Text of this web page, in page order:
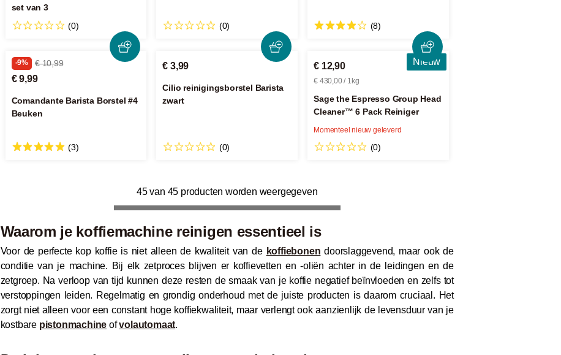
set van 3
(0)
(0) (8)
-9% € 10,99
€ 9,99
Comandante Barista Borstel #4
Beuken
(3)
€ 3,99
Cilio reinigingsborstel Barista
zwart
(0)
Nieuw
€ 12,90
€ 430,00 / 1kg
Sage the Espresso Group Head
Cleaner™ 6 Pack Reiniger
(0)
Momenteel nieuw geleverd
45 van 45 producten worden weergegeven
Waarom je koffiemachine reinigen essentieel is
Voor de perfecte kop koffie is niet alleen de kwaliteit van de koffiebonen doorslaggevend, maar ook de
conditie van je machine. Bij elk zetproces blijven er koffievetten en -oliën achter in de leidingen en de
zetgroep. Na verloop van tijd kunnen deze resten de smaak van je koffie negatief beïnvloeden en zelfs tot
verstoppingen leiden. Regelmatig en grondig onderhoud met de juiste producten is daarom cruciaal. Het
zorgt niet alleen voor een constant hoge koffiekwaliteit, maar verlengt ook aanzienlijk de levensduur van je
kostbare pistonmachine ofvolautomaat.